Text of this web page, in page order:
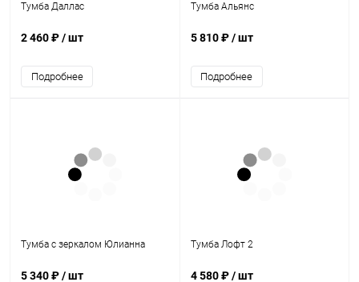
Тумба Даллас
2 460 ₽/ шт
Подробнее
Тумба Альянс
5 810 ₽/ шт
Подробнее
Тумба с зеркалом Юлианна
5 340 ₽/ шт
Тумба Лофт 2
4 580 ₽/ шт